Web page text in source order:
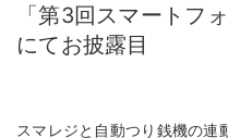
「第3回スマートフ
にてお披露目
スマレジと自動つり銭機の連